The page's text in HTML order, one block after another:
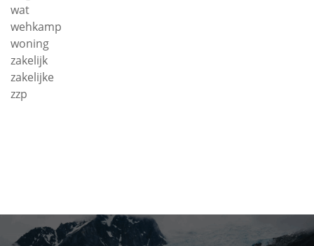
wat
wehkamp
woning
zakelijk
zakelijke
zzp